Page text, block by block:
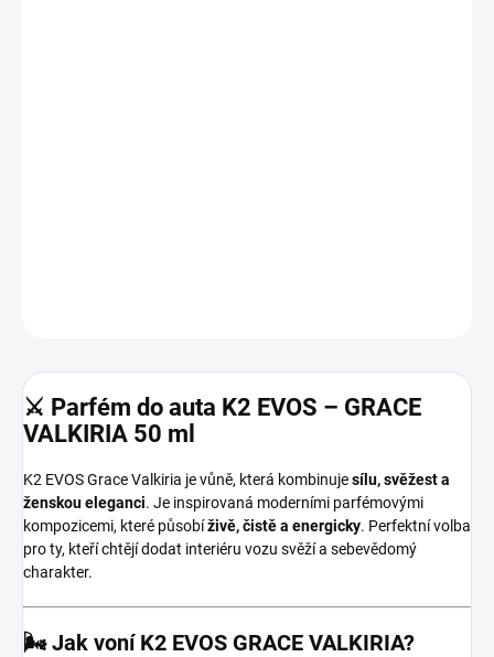
⚔️ Parfém do auta K2 EVOS – GRACE
VALKIRIA 50 ml
K2 EVOS Grace Valkiria je vůně, která kombinujesílu, svěžest a
ženskou eleganci. Je inspirovaná moderními parfémovými
kompozicemi, které působíživě, čistě a energicky. Perfektní volba
pro ty, kteří chtějí dodat interiéru vozu svěží a sebevědomý
charakter.
🌬️ Jak voní K2 EVOS GRACE VALKIRIA?